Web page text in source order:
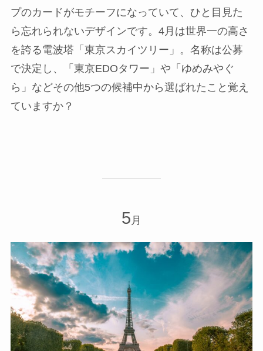
プのカードがモチーフになっていて、ひと目見た
ら忘れられないデザインです。4月は世界一の高さ
を誇る電波塔「東京スカイツリー」。名称は公募
で決定し、「東京EDOタワー」や「ゆめみやぐ
ら」などその他5つの候補中から選ばれたこと覚え
ていますか？
5 月